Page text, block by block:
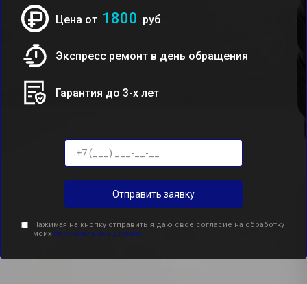
Цена от 1800 руб
Экспресс ремонт в день обращения
Гарантия до 3-х лет
Отправить заявку
Нажимая на кнопку отправить я даю свое согласие на обработку
моих персональных данных.